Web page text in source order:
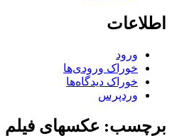
اطلاعات
ورود
خوراک ورودی‌ها
خوراک دیدگاه‌ها
وردپرس
برچسب: عکسهای فیلم